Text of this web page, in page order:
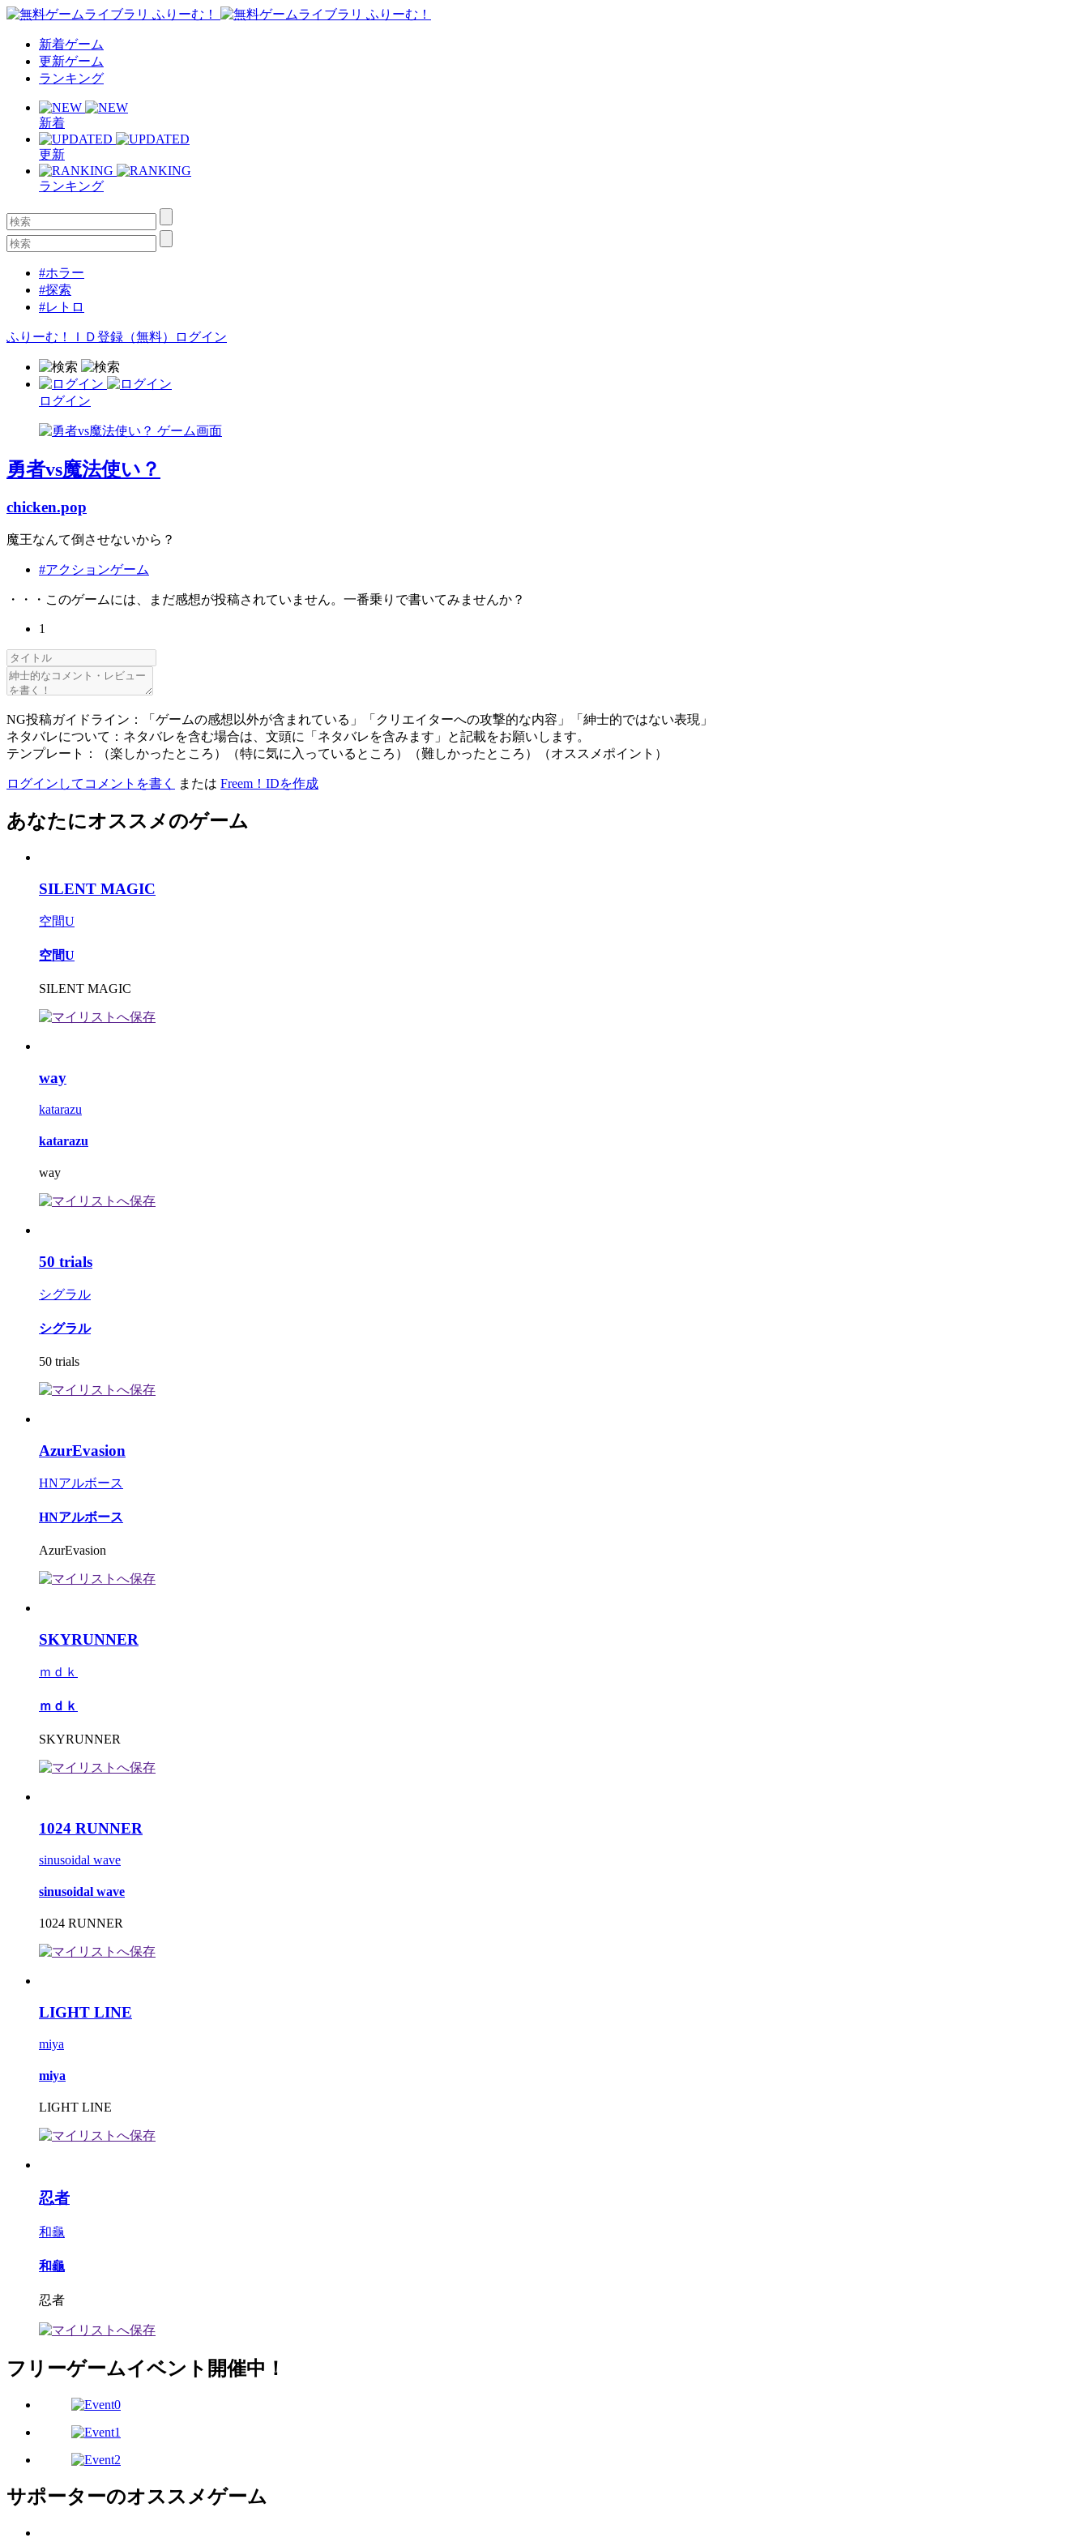
新着ゲーム
更新ゲーム
ランキング
新着
更新
ランキング
#ホラー
#探索
#レトロ
ふりーむ！ＩＤ登録（無料） ログイン
ログイン
勇者vs魔法使い？
chicken.pop
魔王なんて倒させないから？
#アクションゲーム
・・・このゲームには、まだ感想が投稿されていません。一番乗りで書いてみませんか？
1
NG投稿ガイドライン：「ゲームの感想以外が含まれている」「クリエイターへの攻撃的な内容」「紳士的ではない表現」
ネタバレについて：ネタバレを含む場合は、文頭に「ネタバレを含みます」と記載をお願いします。
テンプレート：（楽しかったところ）（特に気に入っているところ）（難しかったところ）（オススメポイント）
ログインしてコメントを書く または Freem！IDを作成
あなたにオススメのゲーム
SILENT MAGIC
空間U
空間U
SILENT MAGIC
way
katarazu
katarazu
way
50 trials
シグラル
シグラル
50 trials
AzurEvasion
HNアルボース
HNアルボース
AzurEvasion
SKYRUNNER
ｍｄｋ
ｍｄｋ
SKYRUNNER
1024 RUNNER
sinusoidal wave
sinusoidal wave
1024 RUNNER
LIGHT LINE
miya
miya
LIGHT LINE
忍者
和龜
和龜
忍者
フリーゲームイベント開催中！
サポーターのオススメゲーム